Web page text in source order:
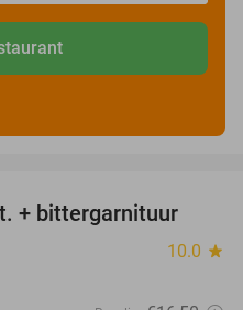
40%
+ bittergarnituur
10.0 star